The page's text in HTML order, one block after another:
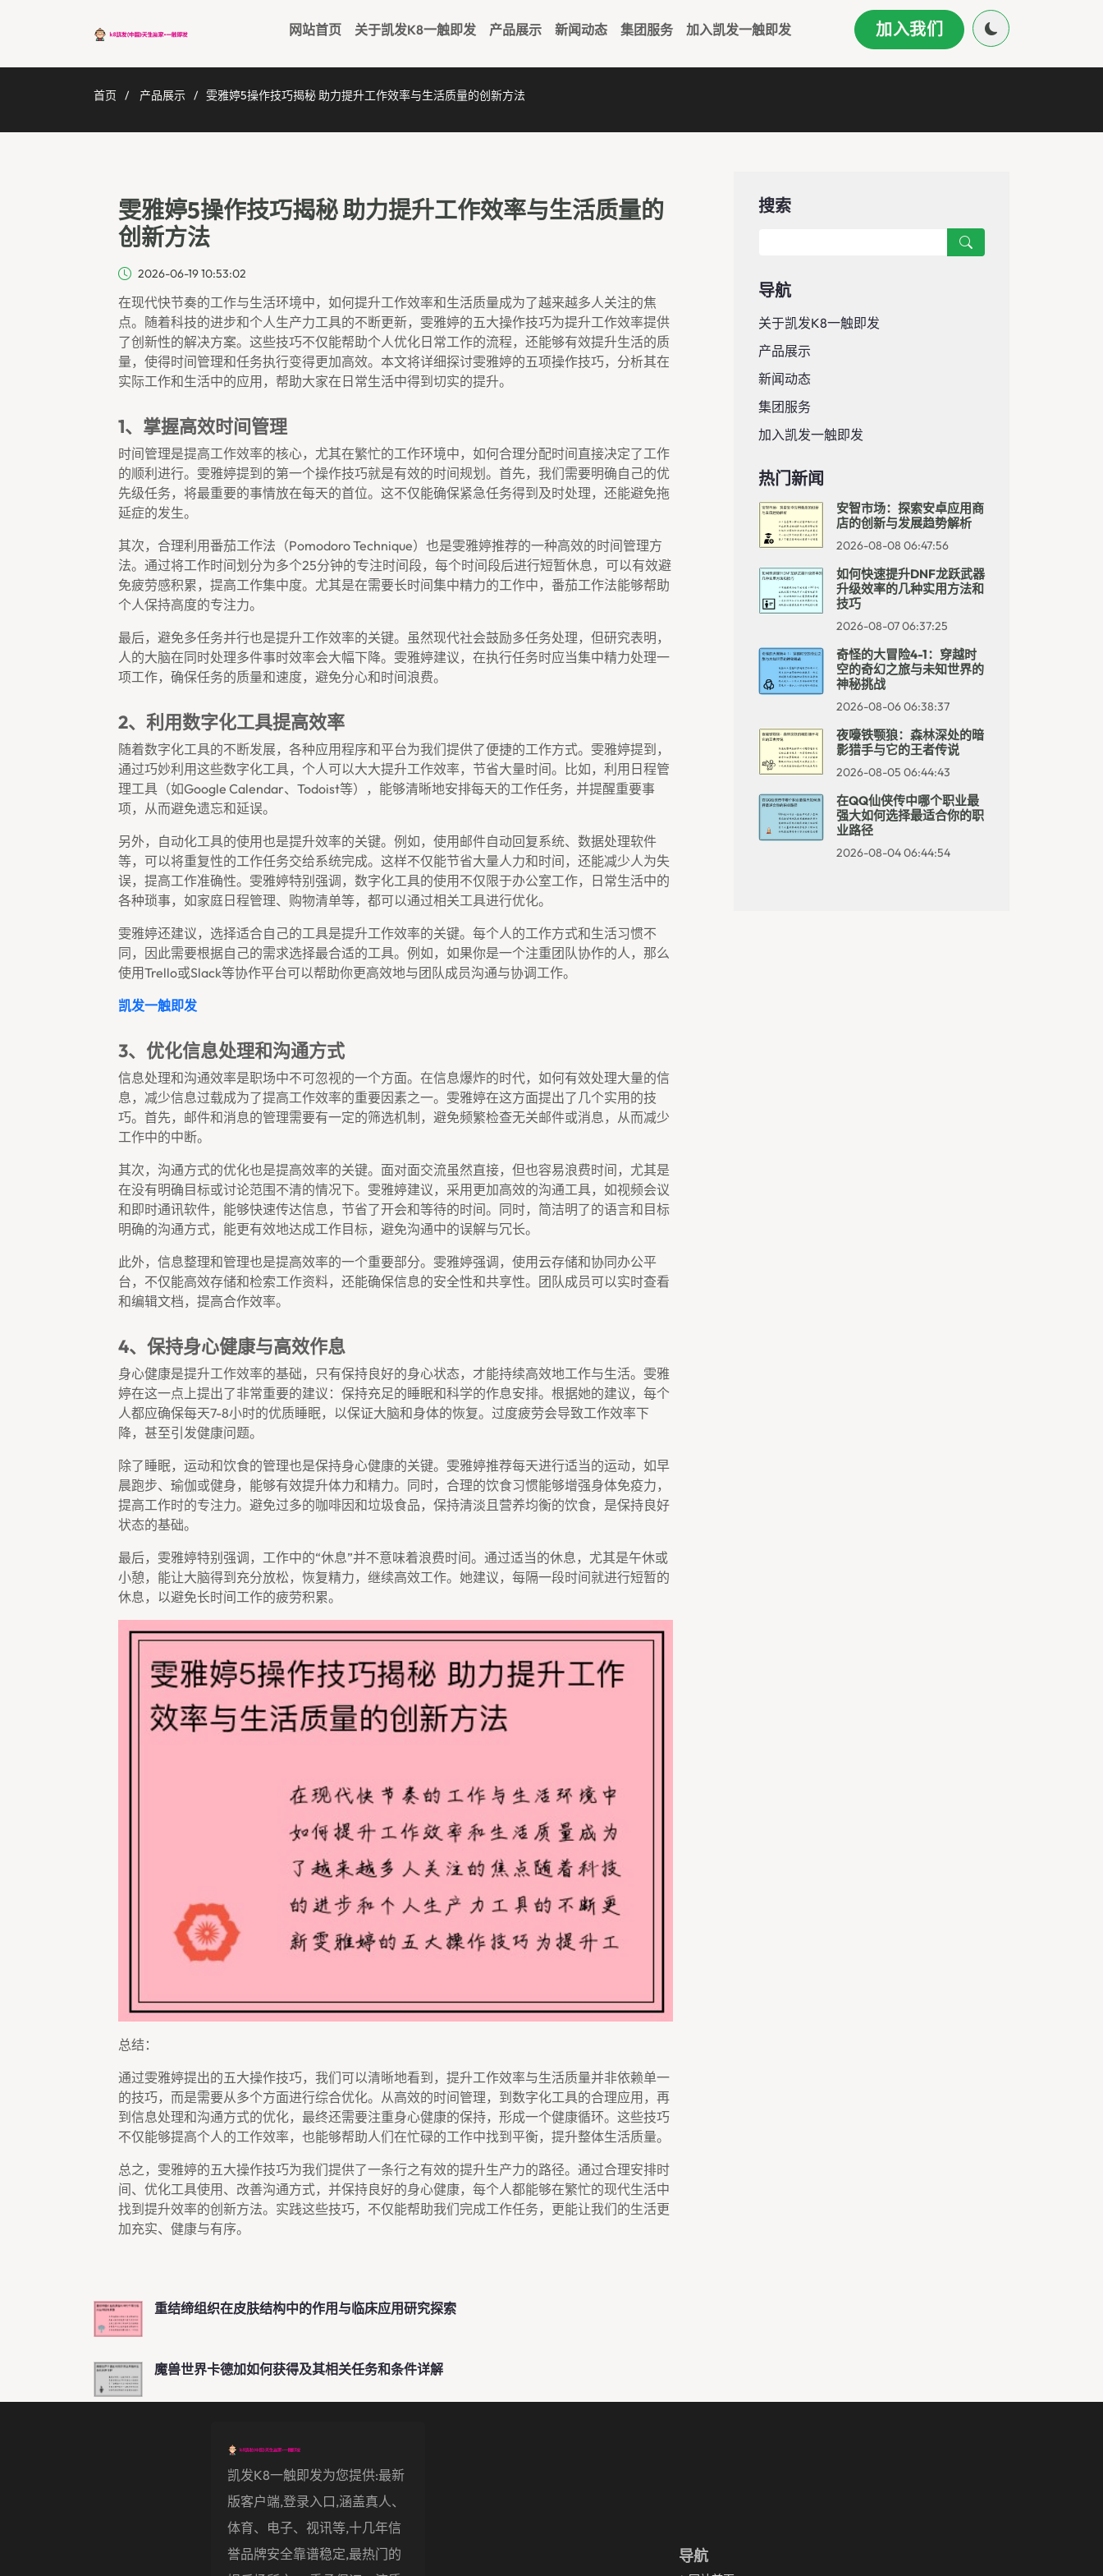
网站首页 关于凯发k8一触即发 产品展示 新闻动态 集团服务 加入凯发一触即发 加入我们
首页 产品展示 雯雅婷5操作技巧揭秘 助力提升工作效率与生活质量的创新方法
雯雅婷5操作技巧揭秘 助力提升工作效率与生活质量的
创新方法
2026-06-19 10:53:02
在现代快节奏的工作与生活环境中，如何提升工作效率和生活质量成为了越来越多人关注的焦
点。随着科技的进步和个人生产力工具的不断更新，雯雅婷的五大操作技巧为提升工作效率提供
了创新性的解决方案。这些技巧不仅能帮助个人优化日常工作的流程，还能够有效提升生活的质
量，使得时间管理和任务执行变得更加高效。本文将详细探讨雯雅婷的五项操作技巧，分析其在
实际工作和生活中的应用，帮助大家在日常生活中得到切实的提升。
1、掌握高效时间管理
时间管理是提高工作效率的核心，尤其在繁忙的工作环境中，如何合理分配时间直接决定了工作
的顺利进行。雯雅婷提到的第一个操作技巧就是有效的时间规划。首先，我们需要明确自己的优
先级任务，将最重要的事情放在每天的首位。这不仅能确保紧急任务得到及时处理，还能避免拖
延症的发生。
其次，合理利用番茄工作法（Pomodoro Technique）也是雯雅婷推荐的一种高效的时间管理方
法。通过将工作时间划分为多个25分钟的专注时间段，每个时间段后进行短暂休息，可以有效避
免疲劳感积累，提高工作集中度。尤其是在需要长时间集中精力的工作中，番茄工作法能够帮助
个人保持高度的专注力。
最后，避免多任务并行也是提升工作效率的关键。虽然现代社会鼓励多任务处理，但研究表明，
人的大脑在同时处理多件事时效率会大幅下降。雯雅婷建议，在执行任务时应当集中精力处理一
项工作，确保任务的质量和速度，避免分心和时间浪费。
2、利用数字化工具提高效率
随着数字化工具的不断发展，各种应用程序和平台为我们提供了便捷的工作方式。雯雅婷提到，
通过巧妙利用这些数字化工具，个人可以大大提升工作效率，节省大量时间。比如，利用日程管
理工具（如Google Calendar、Todoist等），能够清晰地安排每天的工作任务，并提醒重要事
项，从而避免遗忘和延误。
另外，自动化工具的使用也是提升效率的关键。例如，使用邮件自动回复系统、数据处理软件
等，可以将重复性的工作任务交给系统完成。这样不仅能节省大量人力和时间，还能减少人为失
误，提高工作准确性。雯雅婷特别强调，数字化工具的使用不仅限于办公室工作，日常生活中的
各种琐事，如家庭日程管理、购物清单等，都可以通过相关工具进行优化。
雯雅婷还建议，选择适合自己的工具是提升工作效率的关键。每个人的工作方式和生活习惯不
同，因此需要根据自己的需求选择最合适的工具。例如，如果你是一个注重团队协作的人，那么
使用Trello或Slack等协作平台可以帮助你更高效地与团队成员沟通与协调工作。
凯发一触即发
3、优化信息处理和沟通方式
信息处理和沟通效率是职场中不可忽视的一个方面。在信息爆炸的时代，如何有效处理大量的信
息，减少信息过载成为了提高工作效率的重要因素之一。雯雅婷在这方面提出了几个实用的技
巧。首先，邮件和消息的管理需要有一定的筛选机制，避免频繁检查无关邮件或消息，从而减少
工作中的中断。
其次，沟通方式的优化也是提高效率的关键。面对面交流虽然直接，但也容易浪费时间，尤其是
在没有明确目标或讨论范围不清的情况下。雯雅婷建议，采用更加高效的沟通工具，如视频会议
和即时通讯软件，能够快速传达信息，节省了开会和等待的时间。同时，简洁明了的语言和目标
明确的沟通方式，能更有效地达成工作目标，避免沟通中的误解与冗长。
此外，信息整理和管理也是提高效率的一个重要部分。雯雅婷强调，使用云存储和协同办公平
台，不仅能高效存储和检索工作资料，还能确保信息的安全性和共享性。团队成员可以实时查看
和编辑文档，提高合作效率。
4、保持身心健康与高效作息
身心健康是提升工作效率的基础，只有保持良好的身心状态，才能持续高效地工作与生活。雯雅
婷在这一点上提出了非常重要的建议：保持充足的睡眠和科学的作息安排。根据她的建议，每个
人都应确保每天7-8小时的优质睡眠，以保证大脑和身体的恢复。过度疲劳会导致工作效率下
降，甚至引发健康问题。
除了睡眠，运动和饮食的管理也是保持身心健康的关键。雯雅婷推荐每天进行适当的运动，如早
晨跑步、瑜伽或健身，能够有效提升体力和精力。同时，合理的饮食习惯能够增强身体免疫力，
提高工作时的专注力。避免过多的咖啡因和垃圾食品，保持清淡且营养均衡的饮食，是保持良好
状态的基础。
最后，雯雅婷特别强调，工作中的“休息”并不意味着浪费时间。通过适当的休息，尤其是午休或
小憩，能让大脑得到充分放松，恢复精力，继续高效工作。她建议，每隔一段时间就进行短暂的
休息，以避免长时间工作的疲劳积累。
总结：
通过雯雅婷提出的五大操作技巧，我们可以清晰地看到，提升工作效率与生活质量并非依赖单一
的技巧，而是需要从多个方面进行综合优化。从高效的时间管理，到数字化工具的合理应用，再
到信息处理和沟通方式的优化，最终还需要注重身心健康的保持，形成一个健康循环。这些技巧
不仅能够提高个人的工作效率，也能够帮助人们在忙碌的工作中找到平衡，提升整体生活质量。
总之，雯雅婷的五大操作技巧为我们提供了一条行之有效的提升生产力的路径。通过合理安排时
间、优化工具使用、改善沟通方式，并保持良好的身心健康，每个人都能够在繁忙的现代生活中
找到提升效率的创新方法。实践这些技巧，不仅能帮助我们完成工作任务，更能让我们的生活更
加充实、健康与有序。
重结缔组织在皮肤结构中的作用与临床应用研究探索
魔兽世界卡德加如何获得及其相关任务和条件详解
搜索
导航
关于凯发k8一触即发
产品展示
新闻动态
集团服务
加入凯发一触即发
热门新闻
安智市场：探索安卓应用商
店的创新与发展趋势解析
2026-08-08 06:47:56
如何快速提升DNF龙跃武器
升级效率的几种实用方法和
技巧
2026-08-07 06:37:25
奇怪的大冒险4-1：穿越时
空的奇幻之旅与未知世界的
神秘挑战
2026-08-06 06:38:37
夜嚎铁颚狼：森林深处的暗
影猎手与它的王者传说
2026-08-05 06:44:43
在QQ仙侠传中哪个职业最
强大如何选择最适合你的职
业路径
2026-08-04 06:44:54
凯发k8一触即发为您提供:最新
版客户端,登录入口,涵盖真人、
体育、电子、视讯等,十几年信
誉品牌安全靠谱稳定,最热门的
导航